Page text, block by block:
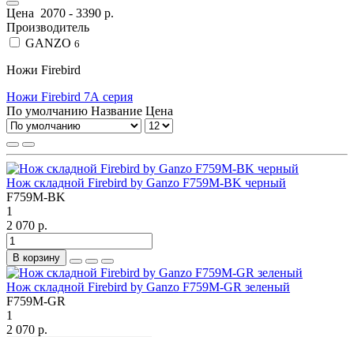
Цена 2070 - 3390 р.
Производитель
GANZO 6
Ножи Firebird
Ножи Firebird 7А серия
По умолчанию Название Цена
Нож складной Firebird by Ganzo F759M-BK черный
F759M-BK
1
2 070 р.
В корзину
Нож складной Firebird by Ganzo F759M-GR зеленый
F759M-GR
1
2 070 р.